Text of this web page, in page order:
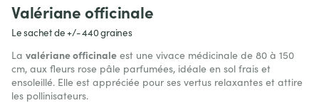
Valériane officinale
Le sachet de +/- 440 graines
La valériane officinale est une vivace médicinale de 80 à 150
cm, aux fleurs rose pâle parfumées, idéale en sol frais et
ensoleillé. Elle est appréciée pour ses vertus relaxantes et attire
les pollinisateurs.